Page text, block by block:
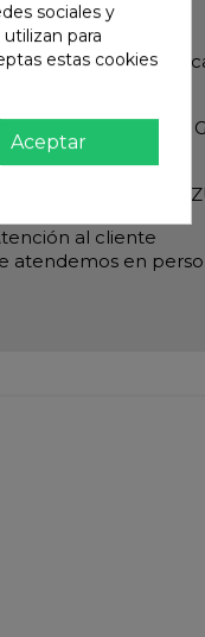
Garantizada
de Máxima
Envios Internacionales
Seguro
TARJETA - PAYPAL -
al cliente
atendemos en
sociales y
para
estas cookies
Aceptar